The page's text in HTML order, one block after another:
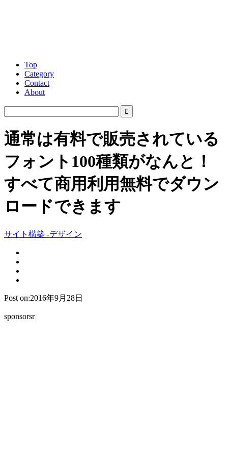
Top
Category
Contact
About
通常は有料で販売されている
フォント100種類がなんと！
すべて商用利用無料でダウン
ロードできます
サイト構築 -デザイン
Post on:2016年9月28日
sponsorsr